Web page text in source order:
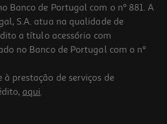
Tracy Tag Android
Banco de Portugal com o nº 881. A
S.A. atua na qualidade de
a título acessório com
no Banco de Portugal com o nº
prestação de serviços de
aqui.